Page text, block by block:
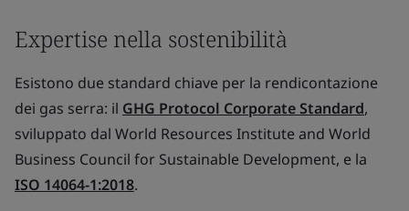
Expertise nella sostenibilità
Esistono due standard chiave per la rendicontazione
dei gas serra: il GHG Protocol Corporate Standard,
sviluppato dal World Resources Institute and World
Business Council for Sustainable Development, e la
ISO 14064-1:2018.